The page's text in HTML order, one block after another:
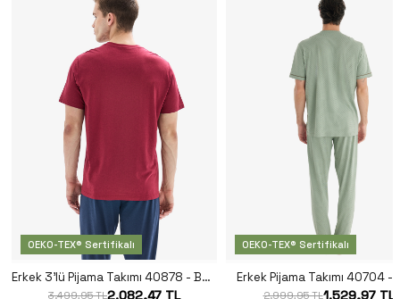
OEKO-TEX® Sertifikalı
Erkek 3'lü Pijama Takımı 40878 - Bordo
3.499,95 TL
OEKO-TEX® Sertifikalı
Erkek Pijama Takımı 40704 -
2.999,95 TL